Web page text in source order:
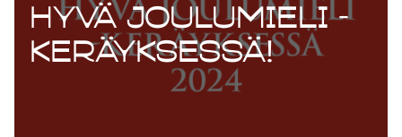
Hyvä joulumieli -
keräyksessä!